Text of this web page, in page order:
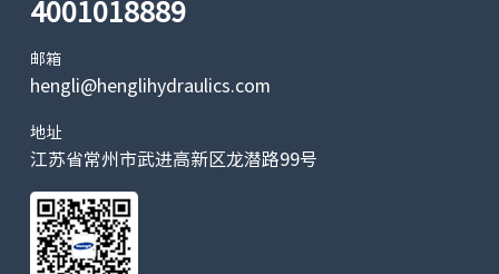
4001018889
邮箱
hengli@henglihydraulics.com
地址
江苏省常州市武进高新区龙潜路99号